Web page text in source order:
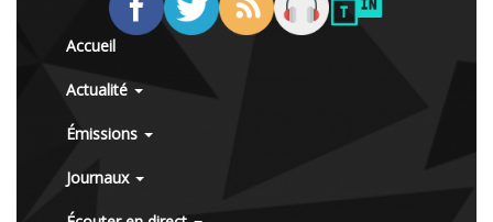
Accueil
Actualité
Émissions
Journaux